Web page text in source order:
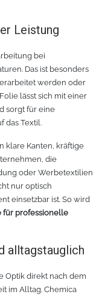
Leistung
bei
Das ist besonders
werden oder
lässt sich mit einer
sorgt für eine
das Textil.
klare Kanten, kräftige
die
oder Werbetextilien
nur optisch
einsetzbar ist. So wird
für professionelle
alltagstauglich
Optik direkt nach dem
im Alltag. Chemica